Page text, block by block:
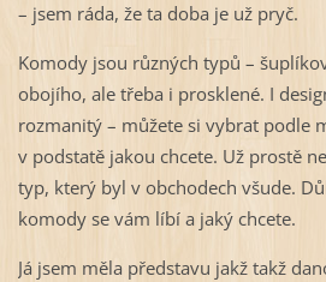
– jsem ráda, že ta doba je už pryč.
Komody jsou různých typů –
obojího, ale třeba i prosklené. I
rozmanitý – můžete si vybrat podle
v podstatě jakou chcete. Už prostě
typ, který byl v obchodech všude.
komody se vám líbí a jaký chcete.
Já jsem měla představu jakž takž